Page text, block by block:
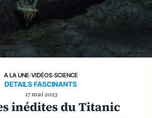
A LA UNE›VIDÉOS›SCIENCE
DETAILS FASCINANTS
17 mai 2023
inédites du Titanic